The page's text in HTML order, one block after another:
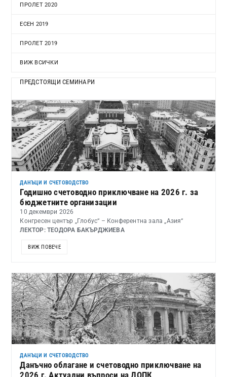
ПРОЛЕТ 2020
ЕСЕН 2019
ПРОЛЕТ 2019
ВИЖ ВСИЧКИ
ПРЕДСТОЯЩИ СЕМИНАРИ
ДАНЪЦИ И СЧЕТОВОДСТВО
Годишно счетоводно приключване на 2026 г. за
бюджетните организации
10 декември 2026
Конгресен център „Глобус“ – Конферентна зала „Азия“
ЛЕКТОР: ТЕОДОРА БАКЪРДЖИЕВА
ВИЖ ПОВЕЧЕ
ДАНЪЦИ И СЧЕТОВОДСТВО
Данъчно облагане и счетоводно приключване на
2026 г. Актуални въпроси на ДОПК